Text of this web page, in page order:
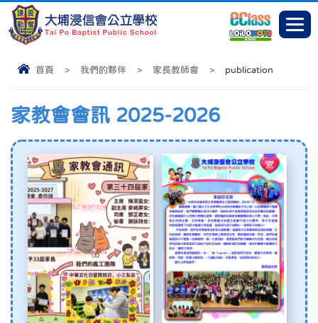
首頁 > 我們的夥伴 > 家長教師會 > publication
家教會會訊 2025-2026